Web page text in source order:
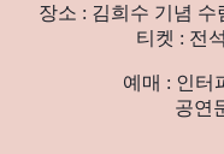
장소 : 김희수 기념 수
티켓 : 전
예매 : 인터
공연